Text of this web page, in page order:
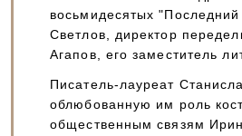
восьмидесятых
Светлов, директор
Агапов, его заместитель
Писатель-лауреат
облюбованную им роль
общественным связям